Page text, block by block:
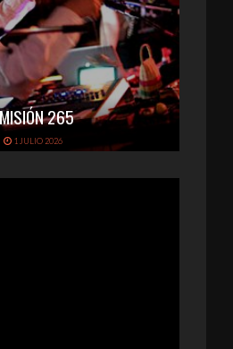
265
1 JULIO 2026